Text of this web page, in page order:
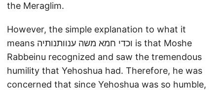
the Meraglim.
However, the simple explanation to what it
means וכדי חמא משה ענוותנותיה is that Moshe
Rabbeinu recognized and saw the tremendous
humility that Yehoshua had. Therefore, he was
concerned that since Yehoshua was so humble,